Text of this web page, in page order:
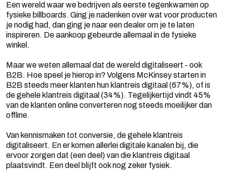
Een wereld waar we bedrijven als eerste tegenkwamen op
fysieke billboards. Ging je nadenken over wat voor producten
je nodig had, dan ging je naar een dealer om je te laten
inspireren. De aankoop gebeurde allemaal in de fysieke
winkel.
Maar we weten allemaal dat de wereld digitaliseert - ook
B2B. Hoe speel je hierop in? Volgens McKinsey starten in
B2B steeds meer klanten hun klantreis digitaal (67%), of is
de gehele klantreis digitaal (34%). Tegelijkertijd vindt 45%
van de klanten online converteren nog steeds moeilijker dan
offline.
Van kennismaken tot conversie, de gehele klantreis
digitaliseert. En er komen allerlei digitale kanalen bij, die
ervoor zorgen dat (een deel) van die klantreis digitaal
plaatsvindt. Een deel blijft ook nog zeker fysiek.